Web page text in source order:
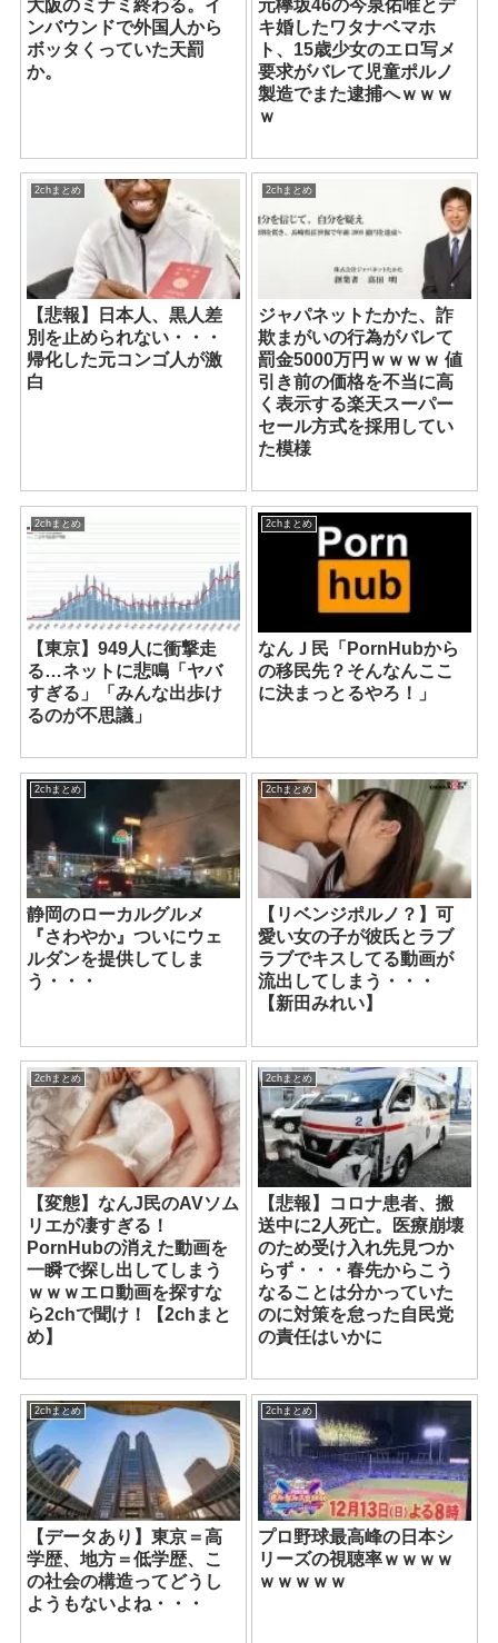
大阪のミナミ終わる。イ
ンバウンドで外国人から
ボッタくっていた天罰
か。
元欅坂46の今泉佑唯とデ
キ婚したワタナベマホ
ト、15歳少女のエロ写メ
要求がバレて児童ポルノ
製造でまた逮捕へｗｗｗ
ｗ
2chまとめ
【悲報】日本人、黒人差
別を止められない・・・
帰化した元コンゴ人が激
白
2chまとめ
ジャパネットたかた、詐
欺まがいの行為がバレて
罰金5000万円ｗｗｗｗ 値
引き前の価格を不当に高
く表示する楽天スーパー
セール方式を採用してい
た模様
2chまとめ
【東京】949人に衝撃走
る…ネットに悲鳴「ヤバ
すぎる」「みんな出歩け
るのが不思議」
2chまとめ
なんＪ民「PornHubから
の移民先？そんなんここ
に決まっとるやろ！」
2chまとめ
静岡のローカルグルメ
『さわやか』ついにウェ
ルダンを提供してしま
う・・・
2chまとめ
【リベンジポルノ？】可
愛い女の子が彼氏とラブ
ラブでキスしてる動画が
流出してしまう・・・
【新田みれい】
2chまとめ
【変態】なんJ民のAVソム
リエが凄すぎる！
PornHubの消えた動画を
一瞬で探し出してしまう
ｗｗｗエロ動画を探すな
ら2chで聞け！【2chまと
め】
2chまとめ
【悲報】コロナ患者、搬
送中に2人死亡。医療崩壊
のため受け入れ先見つか
らず・・・春先からこう
なることは分かっていた
のに対策を怠った自民党
の責任はいかに
2chまとめ
【データあり】東京＝高
学歴、地方＝低学歴、こ
の社会の構造ってどうし
ようもないよね・・・
2chまとめ
プロ野球最高峰の日本シ
リーズの視聴率ｗｗｗｗ
ｗｗｗｗｗ